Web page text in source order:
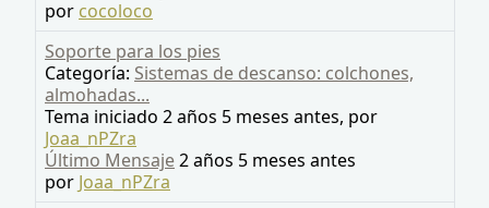
por cocoloco
Soporte para los pies
Categoría: Sistemas de descanso: colchones,
almohadas...
Tema iniciado 2 años 5 meses antes, por
Joaa_nPZra
Último Mensaje2 años 5 meses antes
por Joaa_nPZra